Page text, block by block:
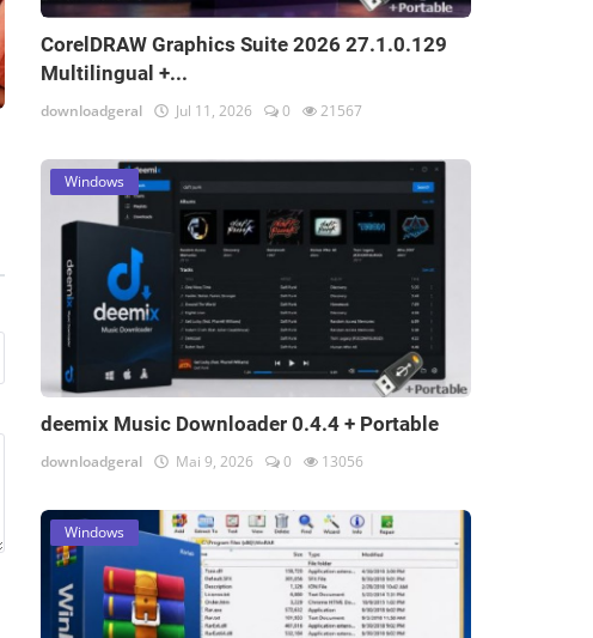
CorelDRAW Graphics Suite 2026 27.1.0.129
Multilingual +...
downloadgeral Jul 11, 2026 0 21567
Windows
deemix Music Downloader 0.4.4 + Portable
downloadgeral Mai 9, 2026 0 13056
Windows